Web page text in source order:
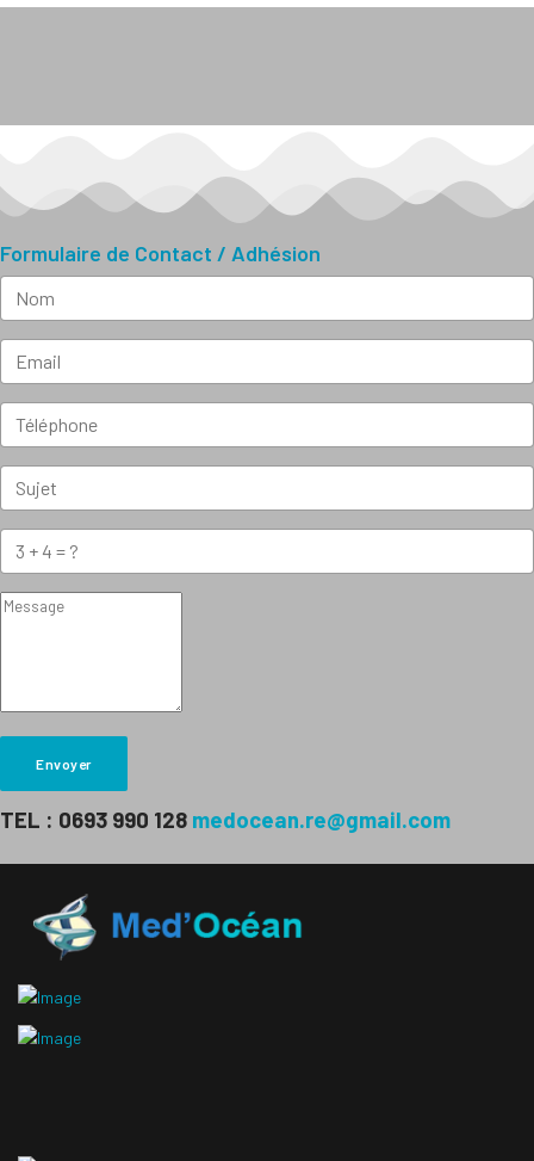
Formulaire de Contact / Adhésion
Envoyer
TEL : 0693 990 128 medocean.re@gmail.com